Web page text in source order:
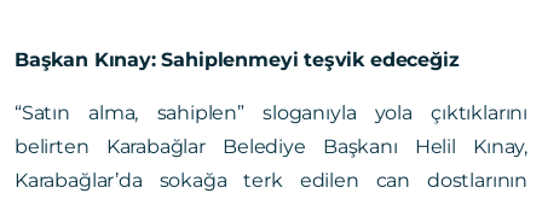
Başkan Kınay: Sahiplenmeyi teşvik edeceğiz
“Satın alma, sahiplen” sloganıyla yola çıktıklarını
belirten Karabağlar Belediye Başkanı Helil Kınay,
Karabağlar’da sokağa terk edilen can dostlarının